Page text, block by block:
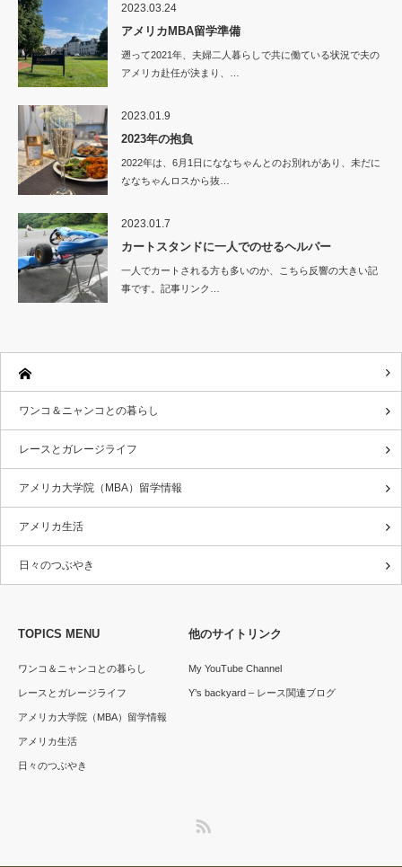
2023.03.24
アメリカMBA留学準備
遡って2021年、夫婦二人暮らしで共に働ている状況で夫の
アメリカ赴任が決まり、…
2023.01.9
2023年の抱負
2022年は、6月1日にななちゃんとのお別れがあり、未だに
ななちゃんロスから抜…
2023.01.7
カートスタンドに一人でのせるヘルパー
一人でカートされる方も多いのか、こちら反響の大きい記
事です。記事リンク…
ワンコ＆ニャンコとの暮らし
レースとガレージライフ
アメリカ大学院（MBA）留学情報
アメリカ生活
日々のつぶやき
TOPICS MENU
ワンコ＆ニャンコとの暮らし
レースとガレージライフ
アメリカ大学院（MBA）留学情報
アメリカ生活
日々のつぶやき
他のサイトリンク
My YouTube Channel
Y’s backyard – レース関連ブログ